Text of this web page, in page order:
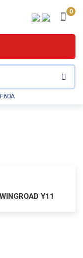
0
WINGROAD Y11